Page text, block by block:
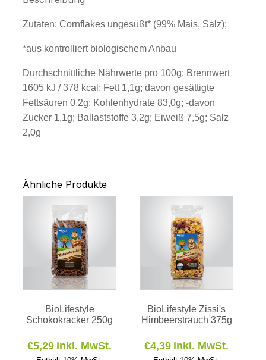
Zutaten: Cornflakes ungesüßt* (99% Mais, Salz);
*aus kontrolliert biologischem Anbau
Durchschnittliche Nährwerte pro 100g: Brennwert
1605 kJ / 378 kcal; Fett 1,1g; davon gesättigte
Fettsäuren 0,2g; Kohlenhydrate 83,0g; -davon
Zucker 1,1g; Ballaststoffe 3,2g; Eiweiß 7,5g; Salz
2,0g
Ähnliche Produkte
BioLifestyle
Schokokracker 250g
€5,29 inkl. MwSt.
BioLifestyle Zissi's
Himbeerstrauch 375g
€4,39 inkl. MwSt.